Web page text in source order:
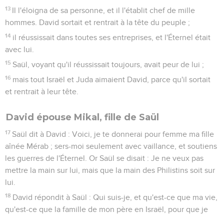
13 Il l'éloigna de sa personne, et il l'établit chef de mille
hommes. David sortait et rentrait à la tête du peuple ;
14 il réussissait dans toutes ses entreprises, et l'Éternel était
avec lui.
15 Saül, voyant qu'il réussissait toujours, avait peur de lui ;
16 mais tout Israël et Juda aimaient David, parce qu'il sortait
et rentrait à leur tête.
David épouse Mikal, fille de Saül
17 Saül dit à David : Voici, je te donnerai pour femme ma fille
aînée Mérab ; sers-moi seulement avec vaillance, et soutiens
les guerres de l'Éternel. Or Saül se disait : Je ne veux pas
mettre la main sur lui, mais que la main des Philistins soit sur
lui.
18 David répondit à Saül : Qui suis-je, et qu'est-ce que ma vie,
qu'est-ce que la famille de mon père en Israël, pour que je